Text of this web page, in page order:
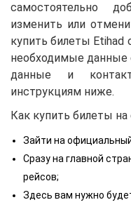
самостоятельно
изменить или
купить билеты Etihad
необходимые данные
данные и
инструкциям ниже.
Как купить билеты на
Зайти на
Сразу на главной
рейсов;
Здесь вам нужно